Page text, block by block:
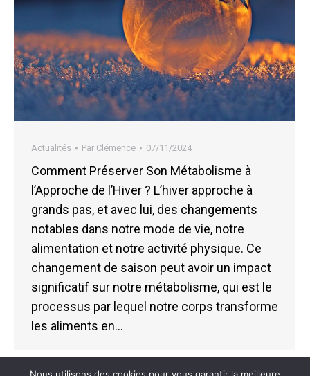
Actualités Par Clémence 07/11/2024
Comment Préserver Son Métabolisme à
l’Approche de l’Hiver ? L’hiver approche à
grands pas, et avec lui, des changements
notables dans notre mode de vie, notre
alimentation et notre activité physique. Ce
changement de saison peut avoir un impact
significatif sur notre métabolisme, qui est le
processus par lequel notre corps transforme
les aliments en…